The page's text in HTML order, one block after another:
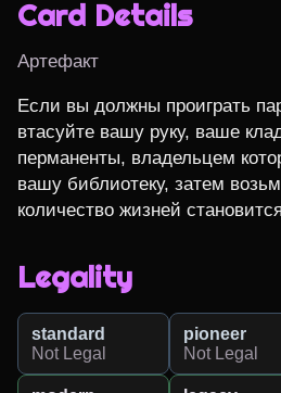
Card Details
Артефакт
Если вы должны проиграть
втасуйте вашу руку, ваше
перманенты, владельцем
вашу библиотеку, затем
количество жизней
Legality
standard
Not Legal
pioneer
Not Legal